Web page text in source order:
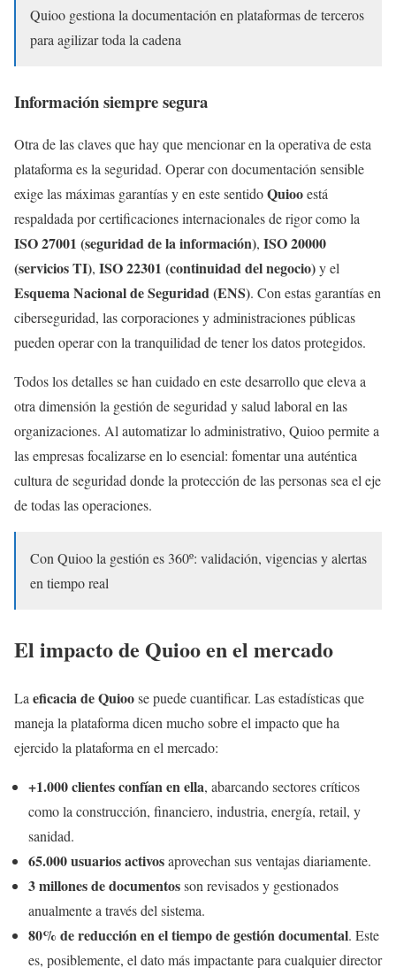
Quioo gestiona la documentación en plataformas de terceros
para agilizar toda la cadena
Información siempre segura
Otra de las claves que hay que mencionar en la operativa de esta
plataforma es la seguridad. Operar con documentación sensible
exige las máximas garantías y en este sentidoQuiooestá
respaldada por certificaciones internacionales de rigor como la
ISO 27001 (seguridad de la información), ISO 20000
(servicios TI), ISO 22301 (continuidad del negocio)y el
Esquema Nacional de Seguridad (ENS). Con estas garantías en
ciberseguridad, las corporaciones y administraciones públicas
pueden operar con la tranquilidad de tener los datos protegidos.
Todos los detalles se han cuidado en este desarrollo que eleva a
otra dimensión la gestión de seguridad y salud laboral en las
organizaciones. Al automatizar lo administrativo, Quioo permite a
las empresas focalizarse en lo esencial: fomentar una auténtica
cultura de seguridad donde la protección de las personas sea el eje
de todas las operaciones.
Con Quioo la gestión es 360º: validación, vigencias y alertas
en tiempo real
El impacto de Quioo en el mercado
La eficacia de Quioose puede cuantificar. Las estadísticas que
maneja la plataforma dicen mucho sobre el impacto que ha
ejercido la plataforma en el mercado:
+1.000 clientes confían en ella, abarcando sectores críticos
como la construcción, financiero, industria, energía, retail, y
sanidad.
65.000 usuarios activosaprovechan sus ventajas diariamente.
3 millones de documentosson revisados y gestionados
anualmente a través del sistema.
80% de reducción en el tiempo de gestión documental. Este
es, posiblemente, el dato más impactante para cualquier director